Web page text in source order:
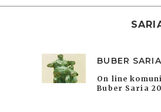
BUBER
On line
Buber Saria